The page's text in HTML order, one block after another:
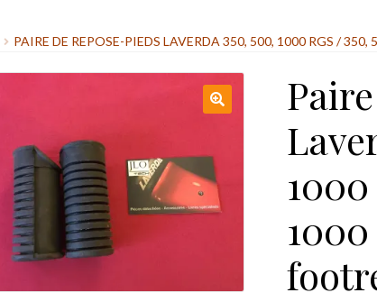
PAIRE DE REPOSE-PIEDS LAVERDA 350, 500, 1000 RGS / 350,